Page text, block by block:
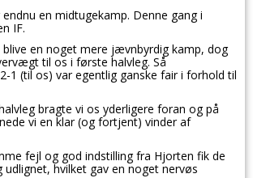
endnu en midtugekamp. Denne gang i
IF.
blive en noget mere jævnbyrdig kamp, dog
til os i første halvleg. Så
1 (til os) var egentlig ganske fair i forhold til
bragte vi os yderligere foran og på
vi en klar (og fortjent) vinder af
fejl og god indstilling fra Hjorten fik de
udlignet, hvilket gav en noget nervøs